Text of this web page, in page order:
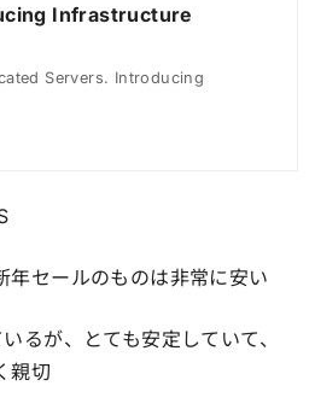
Infrastructure
Servers. Introducing
年セールのものは非常に安い
るが、とても安定していて、
親切